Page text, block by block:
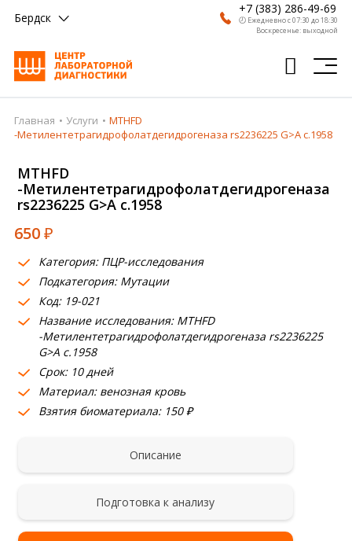
Бердск
+7 (383) 286-49-69
🕗 Ежедневно с 07:30 до 18:30
Воскресенье: выходной
Главная
Врачи
Получить результат
Пациентам
О компании
Где сдать
Партнерам
Главная Услуги
MTHFD
-Метилентетрагидрофолатдегидрогеназа rs2236225 G>A c.1958
MTHFD
-Метилентетрагидрофолатдегидрогеназа
rs2236225 G>A c.1958
650₽
Категория: ПЦР-исследования
Подкатегория: Мутации
Код: 19-021
Название исследования: MTHFD
-Метилентетрагидрофолатдегидрогеназа rs2236225
G>A c.1958
Срок: 10 дней
Материал: венозная кровь
Взятия биоматериала: 150 ₽
Описание
Подготовка к анализу